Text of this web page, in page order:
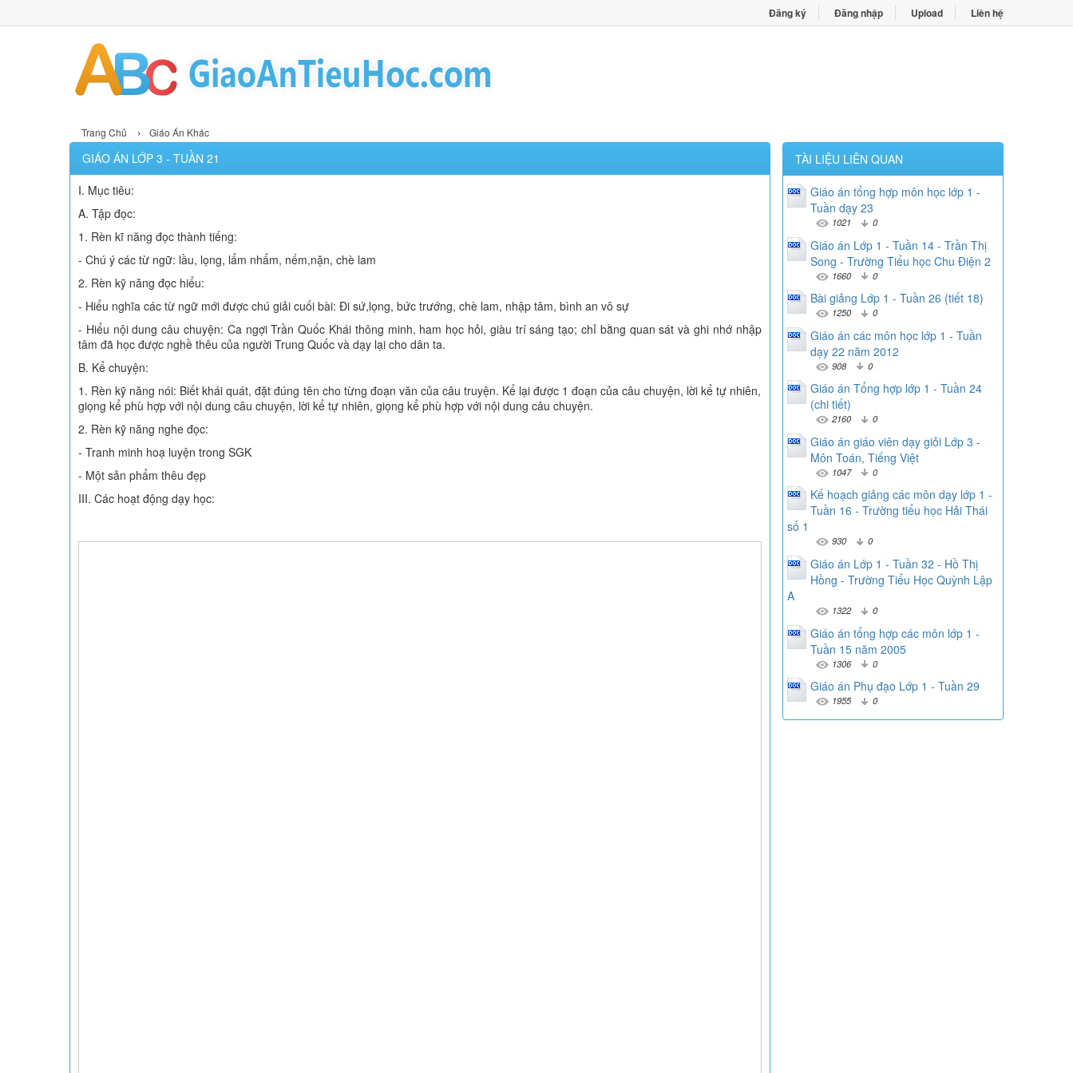
Đăng ký Đăng nhập Upload Liên hệ
Trang Chủ › Giáo Án Khác
GIÁO ÁN LỚP 3 - TUẦN 21
I. Mục tiêu:
A. Tập đọc:
1. Rèn kĩ năng đọc thành tiếng:
- Chú ý các từ ngữ: lầu, lọng, lẩm nhẩm, nếm,nặn, chè lam
2. Rèn kỹ năng đọc hiểu:
- Hiểu nghĩa các từ ngữ mới được chú giải cuối bài: Đi sứ,lọng, bức trướng, chè lam, nhập tâm, bình an vô sự
- Hiểu nội dung câu chuyện: Ca ngợi Trần Quốc Khái thông minh, ham học hỏi, giàu trí sáng tạo; chỉ bằng quan sát và ghi nhớ nhập
tâm đã học được nghề thêu của người Trung Quốc và dạy lại cho dân ta.
B. Kể chuyện:
1. Rèn kỹ năng nói: Biết khái quát, đặt đúng tên cho từng đoạn văn của câu truyện. Kể lại được 1 đoạn của câu chuyện, lời kể tự nhiên,
giọng kể phù hợp với nội dung câu chuyện, lời kể tự nhiên, giọng kể phù hợp với nội dung câu chuyện.
2. Rèn kỹ năng nghe đọc:
- Tranh minh hoạ luyện trong SGK
- Một sản phẩm thêu đẹp
III. Các hoạt động dạy học:
TÀI LIỆU LIÊN QUAN
Giáo án tổng hợp môn học lớp 1 -
Tuần dạy 23
1021 0
Giáo án Lớp 1 - Tuần 14 - Trần Thị
Song - Trường Tiểu học Chu Điện 2
1660 0
Bài giảng Lớp 1 - Tuần 26 (tiết 18)
1250 0
Giáo án các môn học lớp 1 - Tuần
dạy 22 năm 2012
908 0
Giáo án Tổng hợp lớp 1 - Tuần 24
(chi tiết)
2160 0
Giáo án giáo viên dạy giỏi Lớp 3 -
Môn Toán, Tiếng Việt
1047 0
Kế hoạch giảng các môn dạy lớp 1 -
Tuần 16 - Trường tiểu học Hải Thái
số 1
930 0
Giáo án Lớp 1 - Tuần 32 - Hồ Thị
Hồng - Trường Tiểu Học Quỳnh Lập
A
1322 0
Giáo án tổng hợp các môn lớp 1 -
Tuần 15 năm 2005
1306 0
Giáo án Phụ đạo Lớp 1 - Tuần 29
1955 0